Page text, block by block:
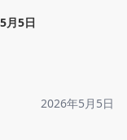
月5日
2026年5月5日